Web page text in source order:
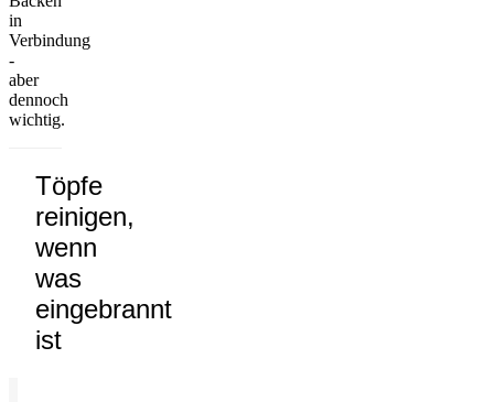
in
Verbindung
-
aber
dennoch
wichtig.
Töpfe
reinigen,
wenn
was
eingebrannt
ist